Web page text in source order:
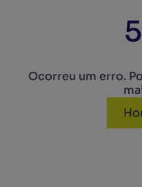
Ocorreu um erro.